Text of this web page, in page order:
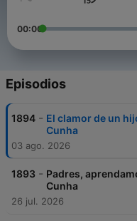
00:00
Episodios
1894 - El clamor de un
Cunha
03 ago. 2026
1893 - Padres,
Cunha
26 jul. 2026